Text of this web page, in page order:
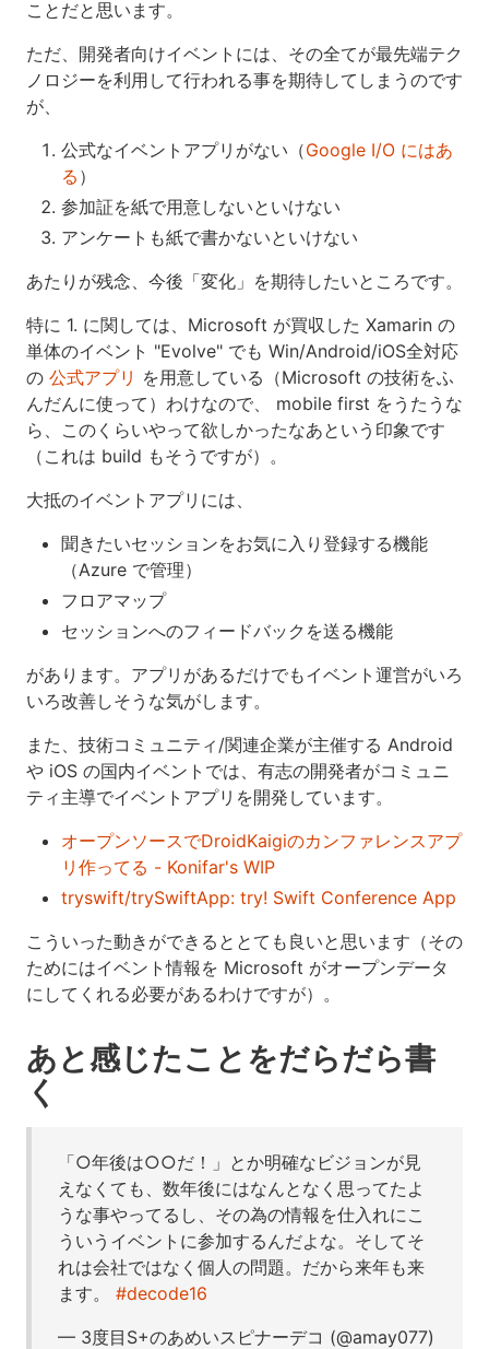
ことだと思います。
ただ、開発者向けイベントには、その全てが最先端テク
ノロジーを利用して行われる事を期待してしまうのです
が、
公式なイベントアプリがない（Google I/O にはあ
る ）
参加証を紙で用意しないといけない
アンケートも紙で書かないといけない
あたりが残念、今後「変化」を期待したいところです。
特に 1. に関しては、Microsoft が買収した Xamarin の
単体のイベント "Evolve" でも Win/Android/iOS全対応
の 公式アプリ を用意している（Microsoft の技術をふ
んだんに使って）わけなので、 mobile first をうたうな
ら、このくらいやって欲しかったなあという印象です
（これは build もそうですが）。
大抵のイベントアプリには、
聞きたいセッションをお気に入り登録する機能
（Azure で管理）
フロアマップ
セッションへのフィードバックを送る機能
があります。アプリがあるだけでもイベント運営がいろ
いろ改善しそうな気がします。
また、技術コミュニティ/関連企業が主催する Android
や iOS の国内イベントでは、有志の開発者がコミュニ
ティ主導でイベントアプリを開発しています。
オープンソースでDroidKaigiのカンファレンスアプ
リ作ってる - Konifar's WIP
tryswift/trySwiftApp: try! Swift Conference App
こういった動きができるととても良いと思います（その
ためにはイベント情報を Microsoft がオープンデータ
にしてくれる必要があるわけですが）。
あと感じたことをだらだら書
く
「○年後は○○だ！」とか明確なビジョンが見
えなくても、数年後にはなんとなく思ってたよ
うな事やってるし、その為の情報を仕入れにこ
ういうイベントに参加するんだよな。そしてそ
れは会社ではなく個人の問題。だから来年も来
ます。 #decode16
— 3度目S+のあめいスピナーデコ (@amay077)